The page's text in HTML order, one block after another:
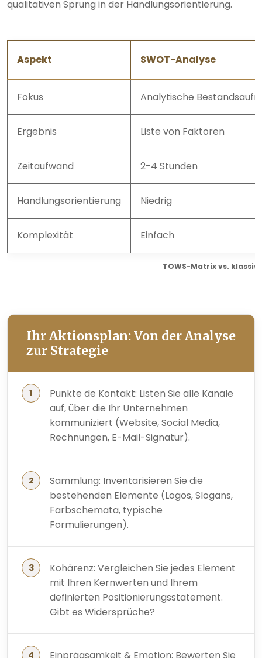
qualitativen Sprung in der Handlungsorientierung.
TOWS-Matrix vs.
Aspekt SWOT-Analyse
Fokus Analytische
Ergebnis Liste von Faktoren
Zeitaufwand 2-4 Stunden
Handlungsorientierung Niedrig
Komplexität Einfach
Ihr Aktionsplan: Von der Analyse
zur Strategie
Punkte de Kontakt: Listen Sie alle Kanäle
auf, über die Ihr Unternehmen
kommuniziert (Website, Social Media,
Rechnungen, E-Mail-Signatur).
Sammlung: Inventarisieren Sie die
bestehenden Elemente (Logos, Slogans,
Farbschemata, typische
Formulierungen).
Kohärenz: Vergleichen Sie jedes Element
mit Ihren Kernwerten und Ihrem
definierten Positionierungsstatement.
Gibt es Widersprüche?
Einprägsamkeit & Emotion: Bewerten Sie